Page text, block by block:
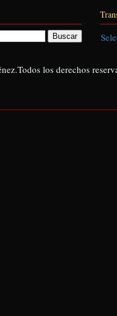
los derechos